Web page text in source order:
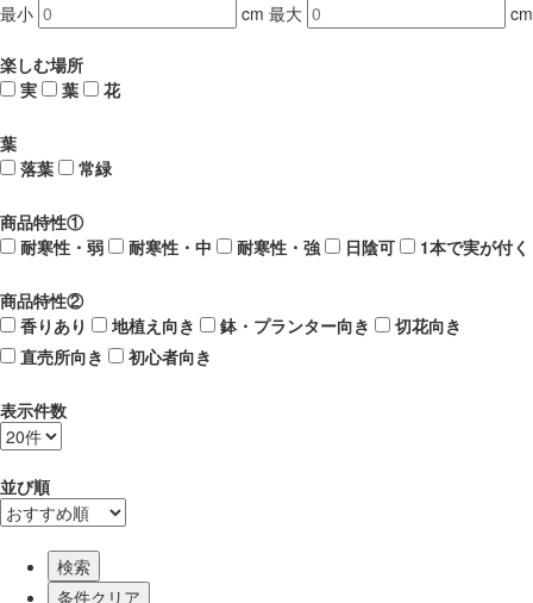
最小
cm 最大 cm
楽しむ場所
実
葉 花
葉
落葉
常緑
商品特性①
耐寒性・弱
耐寒性・中 耐寒性・強 日陰可 1本で実が付く
商品特性②
香りあり
地植え向き 鉢・プランター向き
切花向き
直売所向き
初心者向き
表示件数
並び順
検索